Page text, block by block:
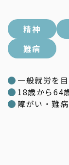
精神
難病
一般就労を
18歳から64
障がい・難